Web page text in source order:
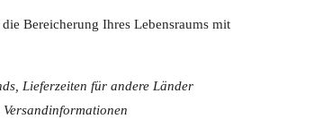
Bereicherung Ihres Lebensraums mit
Lieferzeiten für andere Länder